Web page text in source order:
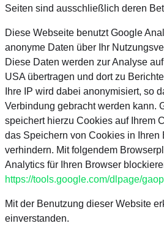
Seiten sind ausschließlich deren
Diese Webseite benutzt Google
anonyme Daten über Ihr
Diese Daten werden zur Analyse
USA übertragen und dort zu
Ihre IP wird dabei anonymisiert, so
Verbindung gebracht werden kann.
speichert hierzu Cookies auf Ihrem
das Speichern von Cookies in Ihren
verhindern. Mit folgendem
Analytics für Ihren Browser
https://tools.google.com/dlpage/
Mit der Benutzung dieser Website
einverstanden.